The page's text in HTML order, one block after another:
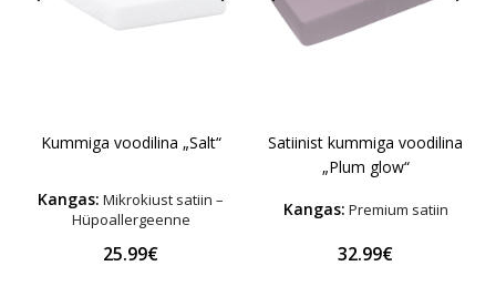
Kummiga voodilina „Salt“
Kangas: Mikrokiust satiin –
Hüpoallergeenne
25.99€
Satiinist kummiga voodilina
„Plum glow“
Kangas: Premium satiin
32.99€